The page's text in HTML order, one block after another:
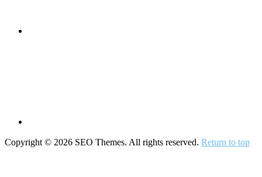
Copyright © 2026 SEO Themes. All rights reserved. Return to top